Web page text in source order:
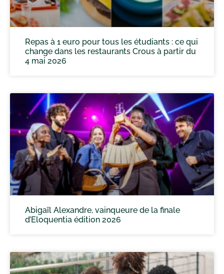
Repas à 1 euro pour tous les étudiants : ce qui
change dans les restaurants Crous à partir du
4 mai 2026
Abigaïl Alexandre, vainqueure de la finale
d’Eloquentia édition 2026